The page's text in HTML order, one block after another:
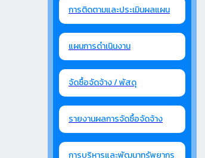
การติดตามและประเมินผลแผน
แผนการดำเนินงาน
จัดซื้อจัดจ้าง / พัสดุ
รายงานผลการจัดซื้อจัดจ้าง
การบริหารและพัฒนาทรัพยากร